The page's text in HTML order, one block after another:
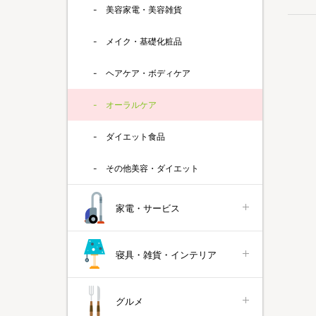
美容家電・美容雑貨
メイク・基礎化粧品
ヘアケア・ボディケア
オーラルケア
ダイエット食品
その他美容・ダイエット
家電・サービス
寝具・雑貨・インテリア
グルメ